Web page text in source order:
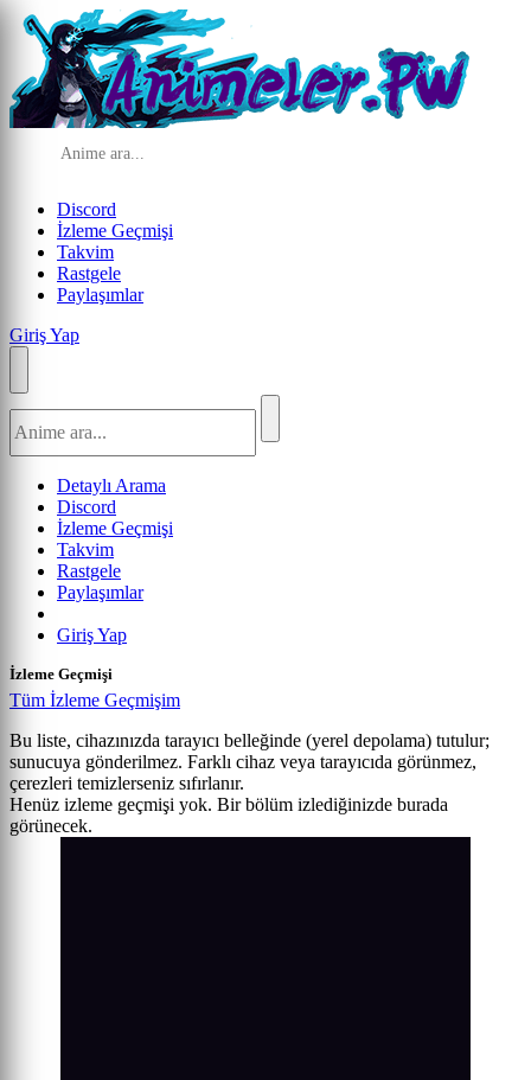
Discord
İzleme Geçmişi
Takvim
Rastgele
Paylaşımlar
Giriş Yap
Detaylı Arama
Discord
İzleme Geçmişi
Takvim
Rastgele
Paylaşımlar
Giriş Yap
İzleme Geçmişi
Tüm İzleme Geçmişim
Bu liste, cihazınızda tarayıcı belleğinde (yerel depolama) tutulur;
sunucuya gönderilmez. Farklı cihaz veya tarayıcıda görünmez,
çerezleri temizlerseniz sıfırlanır.
Henüz izleme geçmişi yok. Bir bölüm izlediğinizde burada
görünecek.